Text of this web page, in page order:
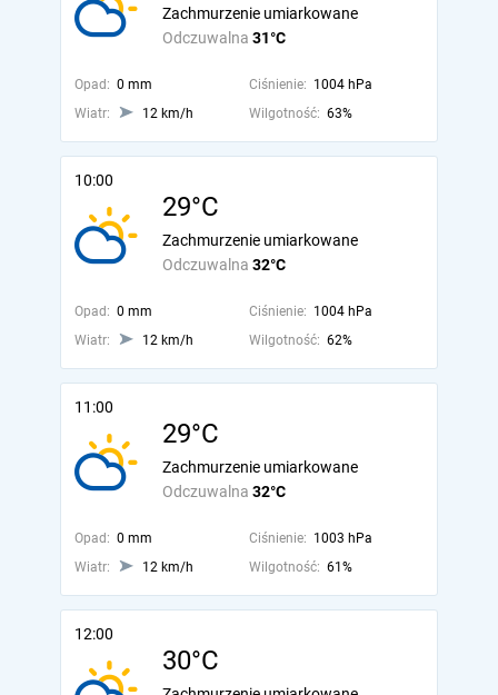
Odczuwalna 31°C
Zachmurzenie umiarkowane
Opad: 0 mm Ciśnienie: 1004 hPa
Wiatr:
12 km/h Wilgotność: 63%
10:00
29°C
Odczuwalna 32°C
Zachmurzenie umiarkowane
Opad: 0 mm Ciśnienie: 1004 hPa
Wiatr:
12 km/h Wilgotność: 62%
11:00
29°C
Odczuwalna 32°C
Zachmurzenie umiarkowane
Opad: 0 mm Ciśnienie: 1003 hPa
Wiatr:
12 km/h Wilgotność: 61%
12:00
30°C